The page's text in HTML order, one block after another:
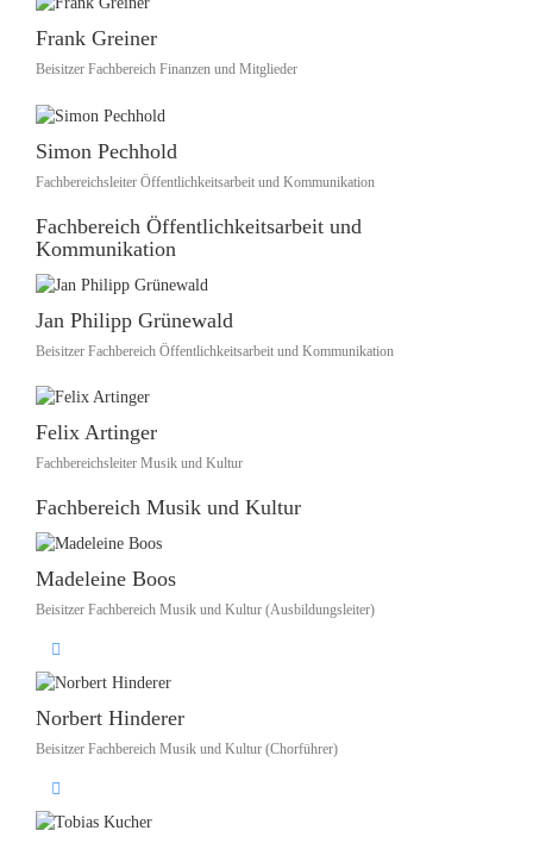
Frank Greiner
Beisitzer Fachbereich Finanzen und Mitglieder
Simon Pechhold
Fachbereichsleiter Öffentlichkeitsarbeit und Kommunikation
Fachbereich Öffentlichkeitsarbeit und
Kommunikation
Jan Philipp Grünewald
Beisitzer Fachbereich Öffentlichkeitsarbeit und Kommunikation
Felix Artinger
Fachbereichsleiter Musik und Kultur
Fachbereich Musik und Kultur
Madeleine Boos
Beisitzer Fachbereich Musik und Kultur (Ausbildungsleiter)
Norbert Hinderer
Beisitzer Fachbereich Musik und Kultur (Chorführer)